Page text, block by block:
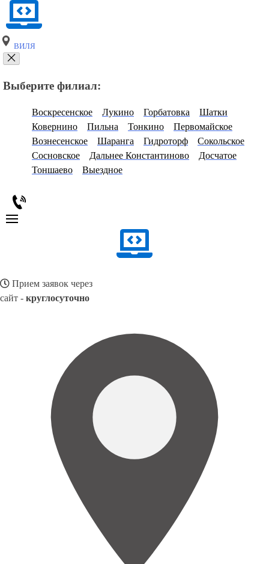
ВИЛЯ
Выберите филиал:
Воскресенское Лукино Горбатовка
Шатки
Ковернино
Пильна Тонкино
Первомайское
Вознесенское
Шаранга Гидроторф
Сокольское
Сосновское
Дальнее Константиново
Досчатое
Тоншаево
Выездное
Прием заявок через
сайт - круглосуточно